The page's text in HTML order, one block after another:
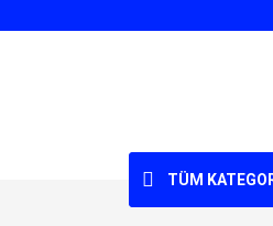
TÜM